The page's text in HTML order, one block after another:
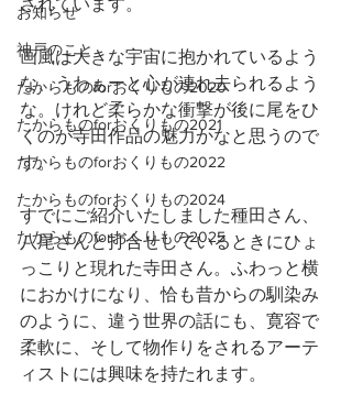
お知らせ
神戸のこと
たからものforおくりもの2020
たからものforおくりもの2021
たからものforおくりもの2022
たからものforおくりもの2024
たからものforおくりもの2025
されています。
画風は大きな宇宙に抱かれているよう
な、うわぁーと心が連れ去られるよう
な。けれど柔らかな衝撃が後に尾をひ
くのが寺田作品の魅力かなと思うので
す。
すでにご紹介いたしました種田さん、
八尾さんと打合せしているときにひょ
っこりと現れた寺田さん。ふわっと横
におかけになり、恰も昔からの馴染み
のように、違う世界の話にも、寛容で
柔軟に、そして物作りをされるアーテ
ィストには興味を持たれます。